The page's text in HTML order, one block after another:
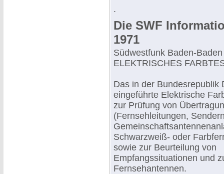
.
Die SWF
1971
Südwestfunk Baden-Baden
ELEKTRISCHES
Das in der Bundesrepublik
eingeführte Elektrische
zur Prüfung von
(Fernsehleitungen,
Schwarzweiß- oder
sowie zur Beurteilung von
Empfangssituationen und
Fernsehantennen.